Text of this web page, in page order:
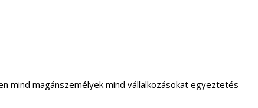
mind magánszemélyek mind vállalkozásokat egyeztetés